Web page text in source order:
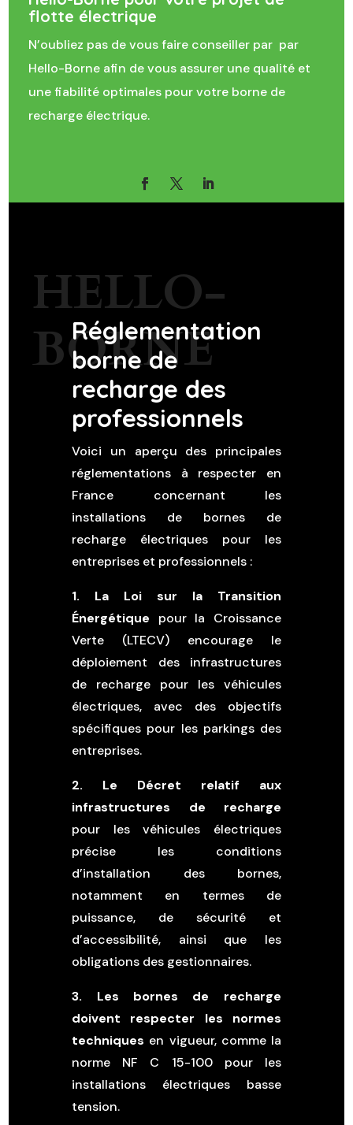
flotte électrique
N’oubliez pas de vous faire conseiller par par
Hello-Borne afin de vous assurer une qualité et
une fiabilité optimales pour votre borne de
recharge électrique.
HELLO-
BORNE
Réglementation
borne de
recharge des
professionnels
Voici un aperçu des principales
réglementations à respecter en
France concernant les
installations de bornes de
recharge électriques pour les
entreprises et professionnels :
1. La Loi sur la Transition
Énergétique pour la Croissance
Verte (LTECV) encourage le
déploiement des infrastructures
de recharge pour les véhicules
électriques, avec des objectifs
spécifiques pour les parkings des
entreprises.
2. Le Décret relatif aux
infrastructures de recharge
pour les véhicules électriques
précise les conditions
d’installation des bornes,
notamment en termes de
puissance, de sécurité et
d’accessibilité, ainsi que les
obligations des gestionnaires.
3. Les bornes de recharge
doivent respecter les normes
techniques en vigueur, comme la
norme NF C 15-100 pour les
installations électriques basse
tension.